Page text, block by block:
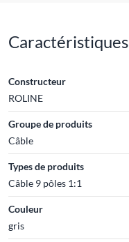
Caractéristiques
Constructeur
ROLINE
Groupe de produits
Câble
Types de produits
Câble 9 pôles 1:1
Couleur
gris